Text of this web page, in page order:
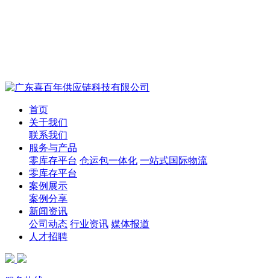
首页
关于我们
联系我们
服务与产品
零库存平台 仓运包一体化 一站式国际物流
零库存平台
案例展示
案例分享
新闻资讯
公司动态 行业资讯 媒体报道
人才招聘